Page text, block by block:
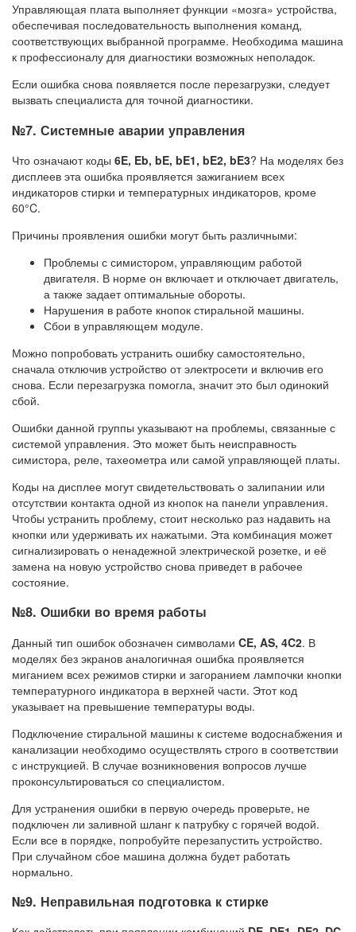
Управляющая плата выполняет функции «мозга» устройства,
обеспечивая последовательность выполнения команд,
соответствующих выбранной программе. Необходима машина
к профессионалу для диагностики возможных неполадок.
Если ошибка снова появляется после перезагрузки, следует
вызвать специалиста для точной диагностики.
№7. Системные аварии управления
Что означают коды 6E, Eb, bE, bE1, bE2, bE3? На моделях без
дисплеев эта ошибка проявляется зажиганием всех
индикаторов стирки и температурных индикаторов, кроме
60°C.
Причины проявления ошибки могут быть различными:
Проблемы с симистором, управляющим работой
двигателя. В норме он включает и отключает двигатель,
а также задает оптимальные обороты.
Нарушения в работе кнопок стиральной машины.
Сбои в управляющем модуле.
Можно попробовать устранить ошибку самостоятельно,
сначала отключив устройство от электросети и включив его
снова. Если перезагрузка помогла, значит это был одинокий
сбой.
Ошибки данной группы указывают на проблемы, связанные с
системой управления. Это может быть неисправность
симистора, реле, тахеометра или самой управляющей платы.
Коды на дисплее могут свидетельствовать о залипании или
отсутствии контакта одной из кнопок на панели управления.
Чтобы устранить проблему, стоит несколько раз надавить на
кнопки или удерживать их нажатыми. Эта комбинация может
сигнализировать о ненадежной электрической розетке, и её
замена на новую устройство снова приведет в рабочее
состояние.
№8. Ошибки во время работы
Данный тип ошибок обозначен символами CE, AS, 4C2. В
моделях без экранов аналогичная ошибка проявляется
миганием всех режимов стирки и загоранием лампочки кнопки
температурного индикатора в верхней части. Этот код
указывает на превышение температуры воды.
Подключение стиральной машины к системе водоснабжения и
канализации необходимо осуществлять строго в соответствии
с инструкцией. В случае возникновения вопросов лучше
проконсультироваться со специалистом.
Для устранения ошибки в первую очередь проверьте, не
подключен ли заливной шланг к патрубку с горячей водой.
Если все в порядке, попробуйте перезапустить устройство.
При случайном сбое машина должна будет работать
нормально.
№9. Неправильная подготовка к стирке